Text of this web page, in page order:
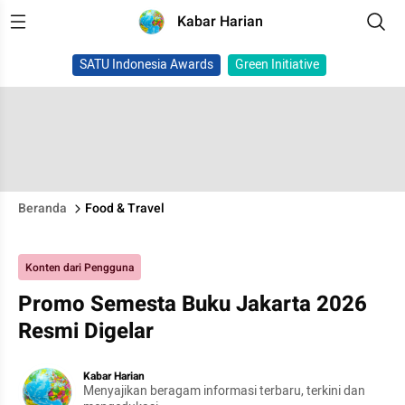
Kabar Harian
SATU Indonesia Awards Green Initiative
Beranda Food & Travel
Konten dari Pengguna
Promo Semesta Buku Jakarta 2026
Resmi Digelar
Kabar Harian
Menyajikan beragam informasi terbaru, terkini dan